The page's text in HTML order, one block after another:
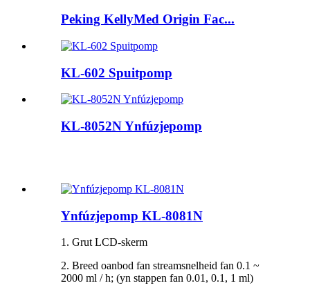
Peking KellyMed Origin Fac...
KL-602 Spuitpomp
KL-8052N Ynfúzjepomp
Ynfúzjepomp KL-8081N
1. Grut LCD-skerm
2. Breed oanbod fan streamsnelheid fan 0.1 ~
2000 ml / h; (yn stappen fan 0.01, 0.1, 1 ml)